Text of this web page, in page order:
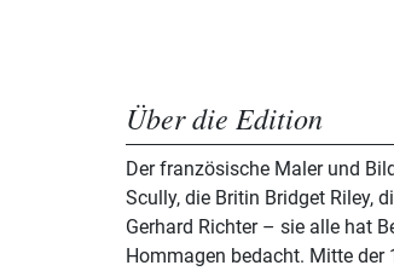
Über die Edition
Der französische Maler und
Scully, die Britin Bridget Riley,
Gerhard Richter – sie alle hat
Hommagen bedacht. Mitte der